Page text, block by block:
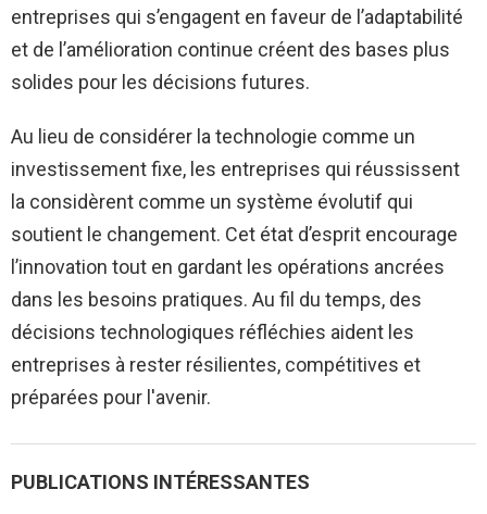
entreprises qui s’engagent en faveur de l’adaptabilité
et de l’amélioration continue créent des bases plus
solides pour les décisions futures.
Au lieu de considérer la technologie comme un
investissement fixe, les entreprises qui réussissent
la considèrent comme un système évolutif qui
soutient le changement. Cet état d’esprit encourage
l’innovation tout en gardant les opérations ancrées
dans les besoins pratiques. Au fil du temps, des
décisions technologiques réfléchies aident les
entreprises à rester résilientes, compétitives et
préparées pour l'avenir.
PUBLICATIONS INTÉRESSANTES